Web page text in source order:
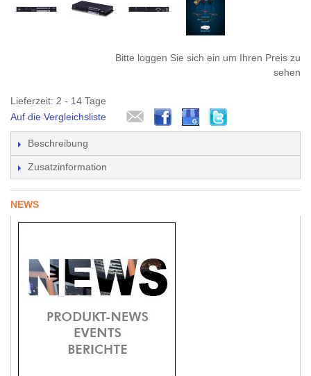
Bitte loggen Sie sich ein um Ihren Preis zu
sehen
Lieferzeit: 2 - 14 Tage
Auf die Vergleichsliste
Beschreibung
Zusatzinformation
NEWS